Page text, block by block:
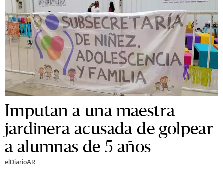
Imputan a una maestra
jardinera acusada de golpear
a alumnas de 5 años
elDiarioAR